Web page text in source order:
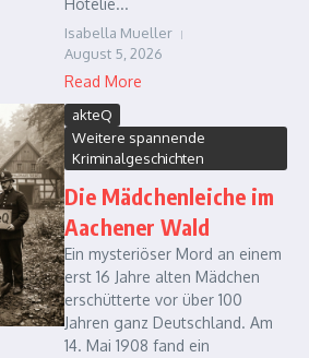
Hotelie...
Isabella Mueller
August 5, 2026
Read More
akteQ
Weitere spannende
Kriminalgeschichten
Die Mädchenleiche im
Aachener Wald
Ein mysteriöser Mord an einem
erst 16 Jahre alten Mädchen
erschütterte vor über 100
Jahren ganz Deutschland. Am
14. Mai 1908 fand ein